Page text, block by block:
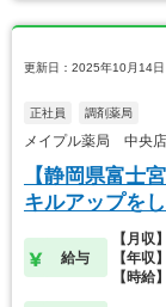
更新日：2025年10月14日
正社員 調剤薬局
メイプル薬局 中央
【静岡県富士
キルアップを
給与
【月収
【年収
【時給